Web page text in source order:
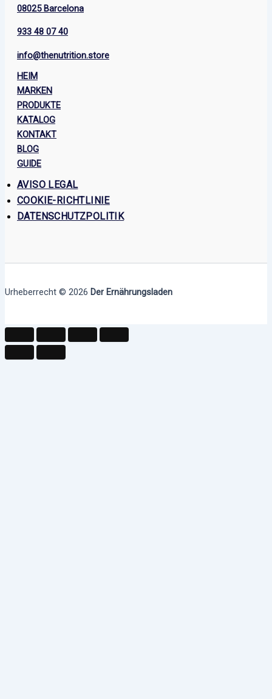
08025 Barcelona
933 48 07 40
info@thenutrition.store
HEIM
MARKEN
PRODUKTE
KATALOG
KONTAKT
BLOG
GUIDE
AVISO LEGAL
COOKIE-RICHTLINIE
DATENSCHUTZPOLITIK
Urheberrecht © 2026 Der Ernährungsladen